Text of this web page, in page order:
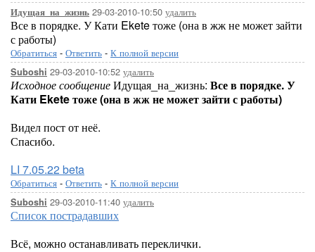
Идущая_на_жизнь 29-03-2010-10:50 удалить
Все в порядке. У Кати Ekete тоже (она в жж не может зайти
с работы)
Обратиться - Ответить - К полной версии
Suboshi 29-03-2010-10:52 удалить
Исходное сообщениеИдущая_на_жизнь: Все в порядке. У
Кати Ekete тоже (она в жж не может зайти с работы)
Видел пост от неё.
Спасибо.
LI 7.05.22 beta
Обратиться - Ответить - К полной версии
Suboshi 29-03-2010-11:40 удалить
Список пострадавших
Всё, можно останавливать переклички.